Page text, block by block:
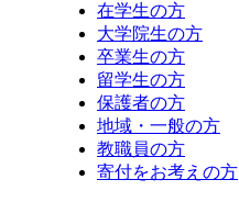
在学生の方
大学院生の方
卒業生の方
留学生の方
保護者の方
地域・一般の方
教職員の方
寄付をお考えの方